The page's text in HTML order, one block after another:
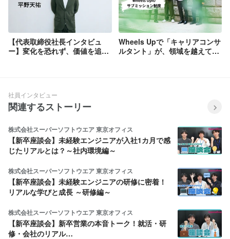
【代表取締役社長インタビュ
ー】変化を恐れず、価値を追求
Wheels Upで「キャリアコンサ
ルタント」が、領域を越えて挑
社員インタビュー
関連するストーリー
株式会社スーパーソフトウエア 東京オフィス
【新卒座談会】未経験エンジニアが入社1カ月で感
じたリアルとは？～社内環境編～
株式会社スーパーソフトウエア 東京オフィス
【新卒座談会】未経験エンジニアの研修に密着！
リアルな学びと成長 ～研修編～
株式会社スーパーソフトウエア 東京オフィス
【新卒座談会】新卒営業の本音トーク！就活・研
修・会社のリアル…